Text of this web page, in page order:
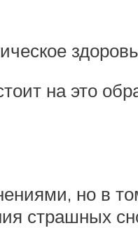
на это
но в
страшных